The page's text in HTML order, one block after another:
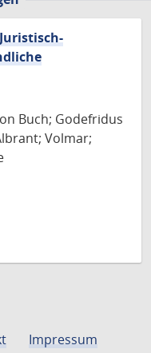
Buch; Godefridus
Volmar;
Impressum